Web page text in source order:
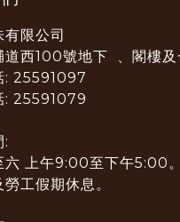
限公司
道西100號地下 、閣樓及
: 25591097
: 25591079
:
六 上午9:00至下午5:00。
工假期休息。